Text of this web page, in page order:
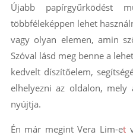
Újabb papírgyűrködést
többféleképpen lehet
vagy olyan elemen, amin
Szóval lásd meg benne a
kedvelt díszítőelem,
elhelyezni az oldalon,
nyújtja.
Én már megint Vera Lim-et